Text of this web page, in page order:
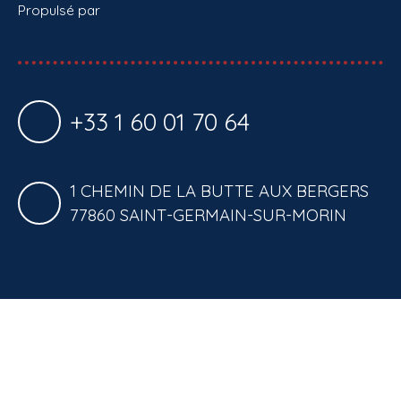
Propulsé par
+33 1 60 01 70 64
1 CHEMIN DE LA BUTTE AUX BERGERS
77860 SAINT-GERMAIN-SUR-MORIN